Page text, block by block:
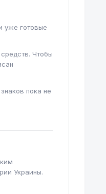
уже готовые
Чтобы
пока не
Украины.